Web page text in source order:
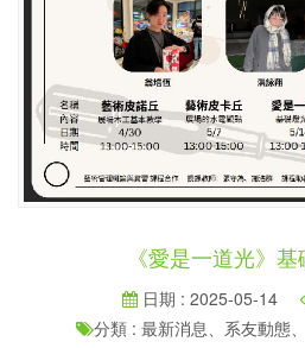
《愛是一道光》
日期 : 2025-05-14
分類 : 最新消息、系友動態、